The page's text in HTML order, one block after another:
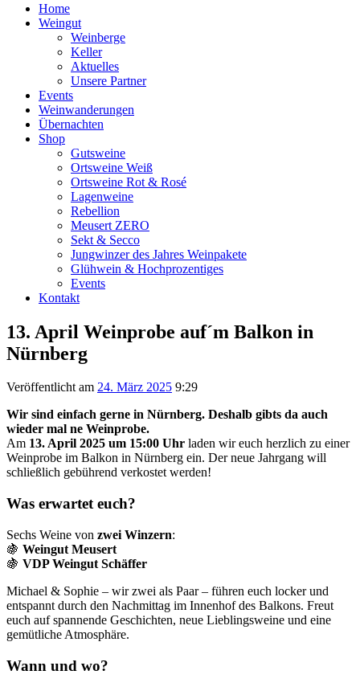
Home
Weingut
Weinberge
Keller
Aktuelles
Unsere Partner
Events
Weinwanderungen
Übernachten
Shop
Gutsweine
Ortsweine Weiß
Ortsweine Rot & Rosé
Lagenweine
Rebellion
Meusert ZERO
Sekt & Secco
Jungwinzer des Jahres Weinpakete
Glühwein & Hochprozentiges
Events
Kontakt
13. April Weinprobe auf´m Balkon in
Nürnberg
Veröffentlicht am 24. März 2025 9:29
Wir sind einfach gerne in Nürnberg. Deshalb gibts da auch
wieder mal ne Weinprobe.
Am 13. April 2025 um 15:00 Uhr laden wir euch herzlich zu einer
Weinprobe im Balkon in Nürnberg ein. Der neue Jahrgang will
schließlich gebührend verkostet werden!
Was erwartet euch?
Sechs Weine von zwei Winzern:
🍇 Weingut Meusert
🍇 VDP Weingut Schäffer
Michael & Sophie – wir zwei als Paar – führen euch locker und
entspannt durch den Nachmittag im Innenhof des Balkons. Freut
euch auf spannende Geschichten, neue Lieblingsweine und eine
gemütliche Atmosphäre.
Wann und wo?